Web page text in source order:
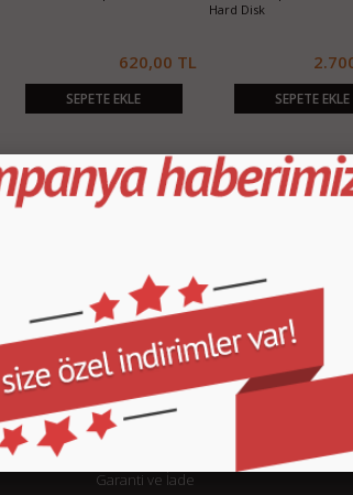
620,00 TL
SEPETE EKLE
Hard Disk
SEPETE EKLE
KURUMSAL
İletişim
Sipariş Takibi
Gizlilik ve Kullanım Şartları
Garanti ve İade